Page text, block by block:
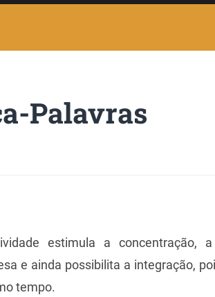
Palavras
estimula a concentração,
e ainda possibilita a integração,
tempo.